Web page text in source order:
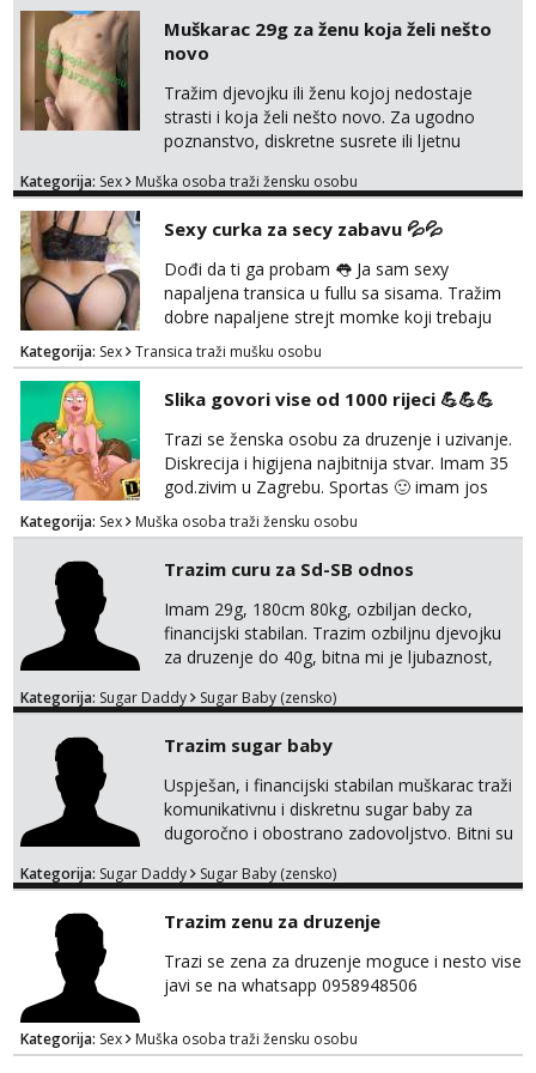
Čekam tvoj poziv!
tel:0,93€ - mob:1,12€ min
Anđela
Čekam tvoj poziv!
Tel:064/677-677- Kod: #142
tvojim umom i financijama. Zanimaju me
isključivo ozbiljni, solventni i poslušni subovi
koji žude za strogim zapovijedima, sissy
transformacijom (rublje, elegancija) i
potpunim psihološkim treni...
Muškarac 29g za ženu koja želi nešto
novo
Tražim djevojku ili ženu kojoj nedostaje
strasti i koja želi nešto novo. Za ugodno
poznanstvo, diskretne susrete ili ljetnu
uredan. Slobodna ili zauzeta, dobrodošla. Prvi
kasnije može poziv. Sl. Brod moj prostor
Zagreb i ostatak Hrvatske mobilan !
𝗡𝗮𝗽𝗼𝗺𝗲𝗻𝗮 tražim samo žene...
Kategorija: Sex Muška osoba traži žensku osobu
Sexy curka za secy zabavu 💦💦
Dođi da ti ga probam 👅 Ja sam sexy
napaljena transica u fullu sa sisama. Tražim
dobre napaljene strejt momke koji trebaju
diskretno pražnjenje kite. Samo za dobre
frajere koji drže do sebe. Imaj neku sliku.
Pozivi i poruke bez slike - nema odgovora.
Pojebi me Poruke WhatsApp: 0998667649
Kategorija: Sex Transica traži mušku osobu
Slika govori vise od 1000 rijeci 💪💪💪
Trazi se ženska osobu za druzenje i uzivanje.
Diskrecija i higijena najbitnija stvar. Imam 35
god.zivim u Zagrebu. Sportas 🙂 imam jos
kondicije 🤣 Za sve informacije i dogovore na
mail I molim samo ozbiljne i zainteresirane
😉!! I molim takoder da se ne javljaju muski!!!
Pozdrav
Kategorija: Sex Muška osoba traži žensku osobu
Trazim curu za Sd-SB odnos
Imam 29g, 180cm 80kg, ozbiljan decko,
financijski stabilan. Trazim ozbiljnu djevojku
za druzenje do 40g, bitna mi je ljubaznost,
predstavis sa opisom i slikom, o nagradi
Kategorija: Sugar Daddy Sugar Baby (zensko)
Trazim sugar baby
Uspješan, i financijski stabilan muškarac traži
komunikativnu i diskretnu sugar baby za
dugoročno i obostrano zadovoljstvo. Bitni su
dogovor bez komplikacija. Nagrada
želiš – javi se privatno s kratkim opisom i
fotografijom.
Kategorija: Sugar Daddy Sugar Baby (zensko)
Trazim zenu za druzenje
Trazi se zena za druzenje moguce i nesto vise
javi se na whatsapp 0958948506
Kategorija: Sex Muška osoba traži žensku osobu